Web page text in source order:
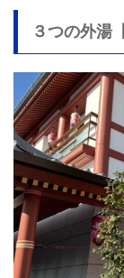
３つの外湯